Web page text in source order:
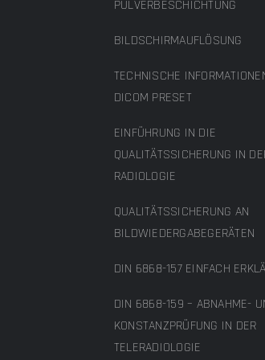
PULVERBESCHICHTUNG
BILDSCHIRMAUFLÖSUNG
TECHNISCHE
DICOM PRESET
EINFÜHRUNG IN DIE
QUALITÄTSSICHERUNG IN
RADIOLOGIE
QUALITÄTSSICHERUNG AN
BILDWIEDERGABEGERÄTEN
DIN 6868-157 EINFACH
DIN 6868-159 – ABNAHME-
KONSTANZPRÜFUNG IN DER
TELERADIOLOGIE